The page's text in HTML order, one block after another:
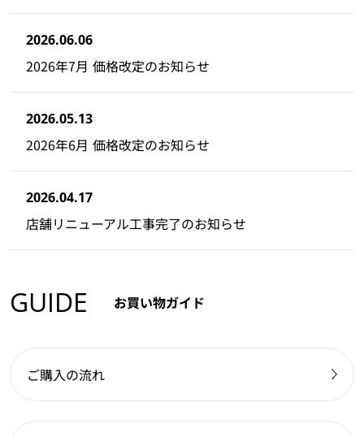
2026.06.06
2026年7月 価格改定のお知らせ
2026.05.13
2026年6月 価格改定のお知らせ
2026.04.17
店舗リニューアル工事完了のお知らせ
GUIDE お買い物ガイド
ご購入の流れ